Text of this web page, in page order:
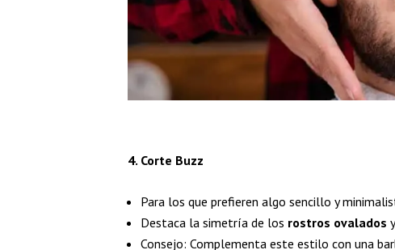
4. Corte Buzz
Para los que prefieren algo sencillo y
Destaca la simetría de los rostros ovalados
Consejo: Complementa este estilo con una